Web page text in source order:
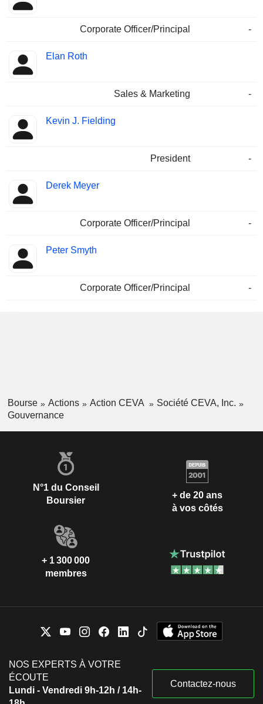
Corporate Officer/Principal -
Elan Roth
Sales & Marketing -
Kevin J. Fielding
President -
Derek Meyer
Corporate Officer/Principal -
Peter Smyth
Corporate Officer/Principal -
Bourse Actions Action CEVA
Société CEVA, Inc.
Gouvernance
N°1 du Conseil
Boursier
+ de 20 ans
à vos côtés
+ 1 300 000
membres
NOS EXPERTS À VOTRE
ÉCOUTE
Lundi - Vendredi 9h-12h / 14h-
Contactez-nous